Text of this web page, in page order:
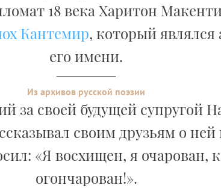
18 века Харитон
Кантемир, который
его имени.
Из архивов русской поэзии
за своей будущей супругой
своим друзьям о
«Я восхищен, я очарован,
огончарован!».